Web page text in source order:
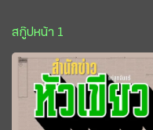
สกู๊ปหน้า 1